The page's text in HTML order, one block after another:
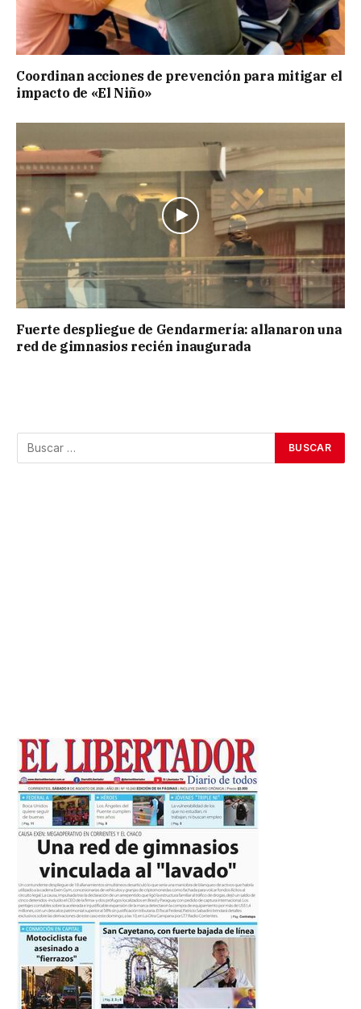
Coordinan acciones de prevención para mitigar el
impacto de «El Niño»
Fuerte despliegue de Gendarmería: allanaron una
red de gimnasios recién inaugurada